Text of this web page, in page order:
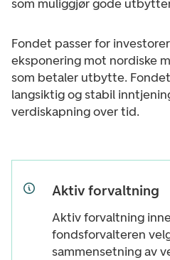
som muliggjør gode
Fondet passer for
eksponering mot nordiske
som betaler utbytte.
langsiktig og stabil
verdiskapning over tid.
Aktiv forvaltning
Aktiv forvaltning
fondsforvalteren
sammensetning av